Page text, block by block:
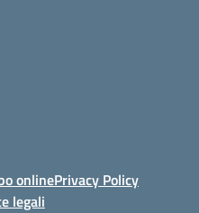
onlinePrivacy Policy
legali